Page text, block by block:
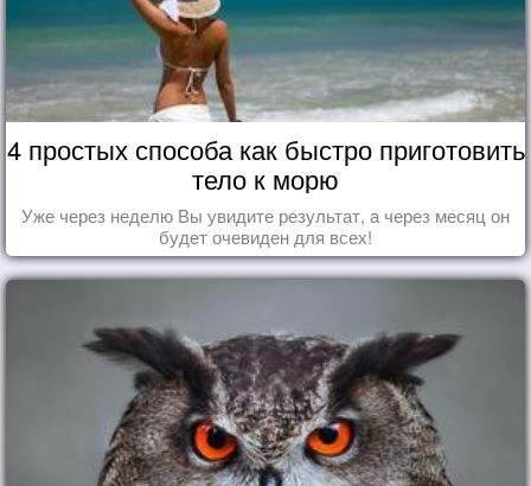
4 простых способа как быстро приготовить
тело к морю
Уже через неделю Вы увидите результат, а через месяц он
будет очевиден для всех!